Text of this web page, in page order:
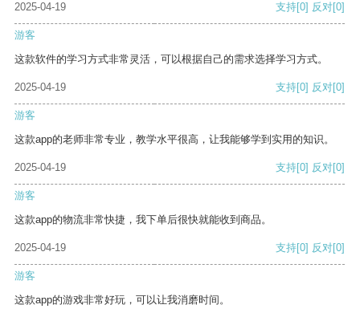
2025-04-19
支持[0] 反对[0]
游客
这款软件的学习方式非常灵活，可以根据自己的需求选择学习方式。
2025-04-19 支持[0] 反对[0]
游客
这款app的老师非常专业，教学水平很高，让我能够学到实用的知识。
2025-04-19 支持[0] 反对[0]
游客
这款app的物流非常快捷，我下单后很快就能收到商品。
2025-04-19 支持[0] 反对[0]
游客
这款app的游戏非常好玩，可以让我消磨时间。